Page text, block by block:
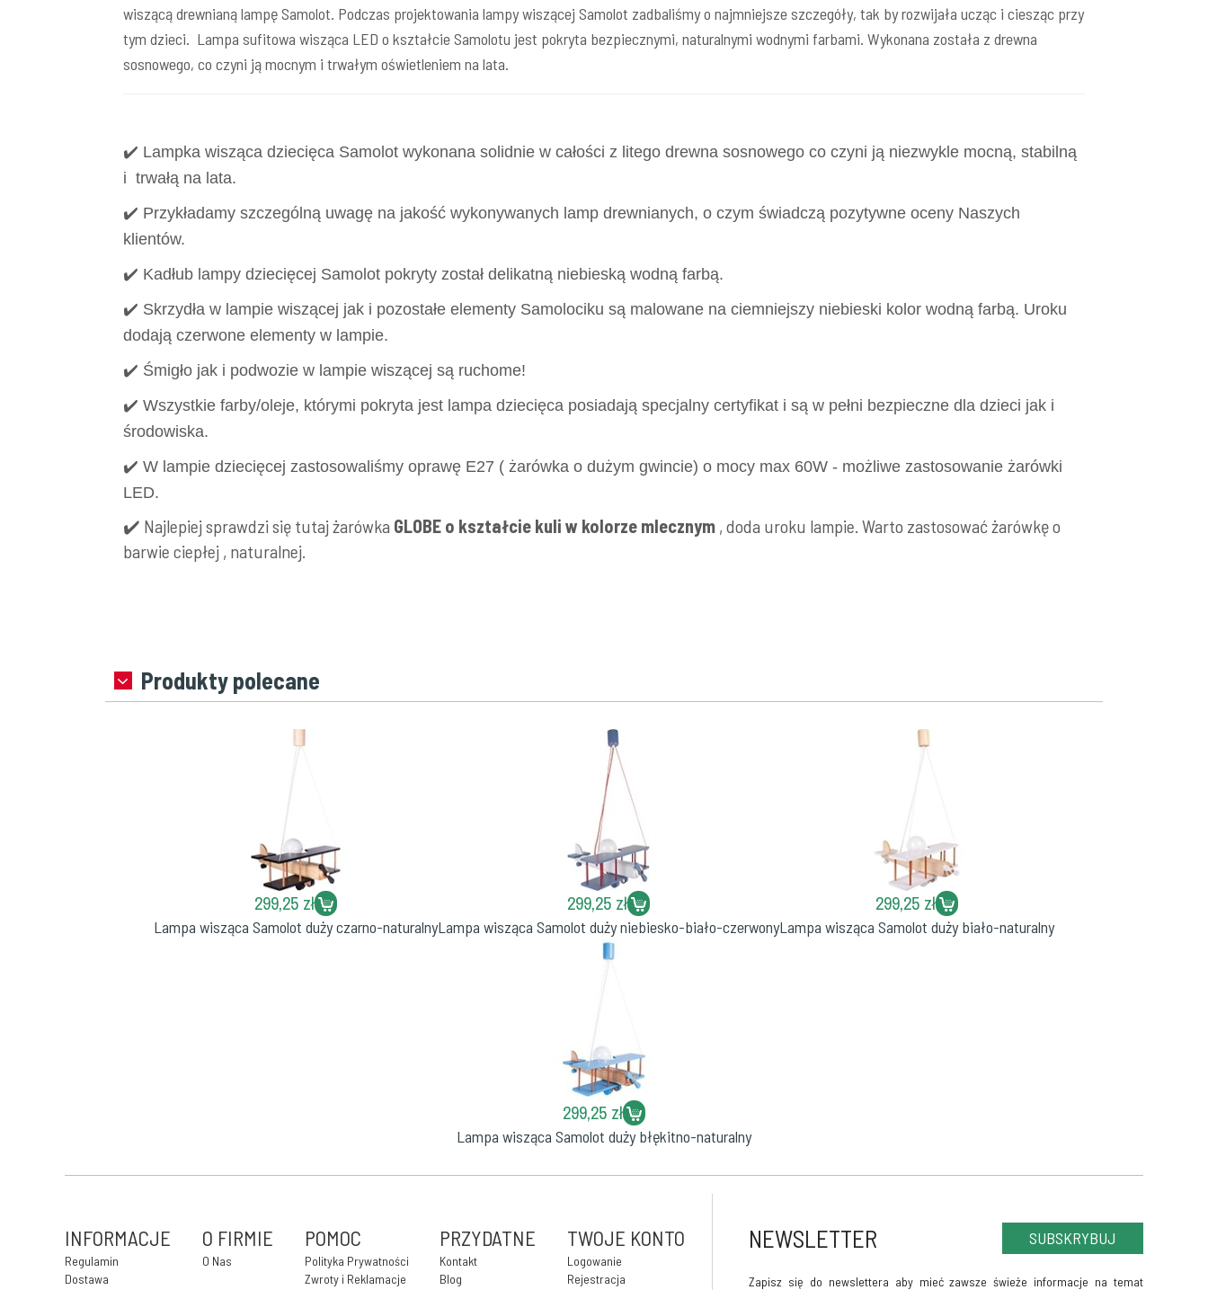
wiszącą drewnianą lampę Samolot. Podczas projektowania lampy wiszącej Samolot zadbaliśmy o najmniejsze szczegóły, tak by rozwijała ucząc i ciesząc przy
tym dzieci. Lampa sufitowa wisząca LED o kształcie Samolotu jest pokryta bezpiecznymi, naturalnymi wodnymi farbami. Wykonana została z drewna
sosnowego, co czyni ją mocnym i trwałym oświetleniem na lata.
✔️ Lampka wisząca dziecięca Samolot wykonana solidnie w całości z litego drewna sosnowego co czyni ją niezwykle mocną, stabilną
i trwałą na lata.
✔️ Przykładamy szczególną uwagę na jakość wykonywanych lamp drewnianych, o czym świadczą pozytywne oceny Naszych
klientów.
✔️ Kadłub lampy dziecięcej Samolot pokryty został delikatną niebieską wodną farbą.
✔️ Skrzydła w lampie wiszącej jak i pozostałe elementy Samolociku są malowane na ciemniejszy niebieski kolor wodną farbą. Uroku
dodają czerwone elementy w lampie.
✔️ Śmigło jak i podwozie w lampie wiszącej są ruchome!
✔️ Wszystkie farby/oleje, którymi pokryta jest lampa dziecięca posiadają specjalny certyfikat i są w pełni bezpieczne dla dzieci jak i
środowiska.
✔️ W lampie dziecięcej zastosowaliśmy oprawę E27 ( żarówka o dużym gwincie) o mocy max 60W - możliwe zastosowanie żarówki
LED.
✔️ Najlepiej sprawdzi się tutaj żarówka GLOBE o kształcie kuli w kolorze mlecznym , doda uroku lampie. Warto zastosować żarówkę o
barwie ciepłej , naturalnej.
Produkty polecane
299,25 zł
Lampa wisząca Samolot duży czarno-naturalny
299,25 zł
Lampa wisząca Samolot duży niebiesko-biało-czerwony
299,25 zł
Lampa wisząca Samolot duży biało-naturalny
299,25 zł
Lampa wisząca Samolot duży błękitno-naturalny
INFORMACJE
Regulamin
Dostawa
O FIRMIE
O Nas
POMOC
Polityka Prywatności
Zwroty i Reklamacje
PRZYDATNE
Kontakt
Blog
TWOJE KONTO
Logowanie
Rejestracja
NEWSLETTER SUBSKRYBUJ
Zapisz się do newslettera aby mieć zawsze świeże informacje na temat